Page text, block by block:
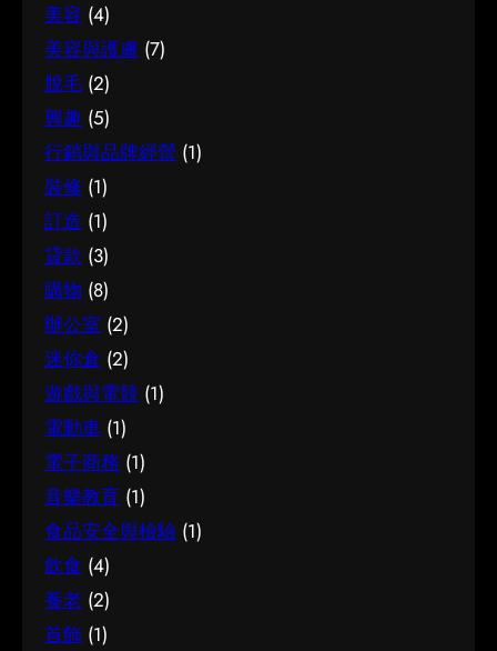
美容 (4)
美容與護膚 (7)
脫毛 (2)
興趣 (5)
行銷與品牌經營 (1)
裝修 (1)
訂造 (1)
貸款 (3)
購物 (8)
辦公室 (2)
迷你倉 (2)
遊戲與電競 (1)
電動車 (1)
電子商務 (1)
音樂教育 (1)
食品安全與檢驗 (1)
飲食 (4)
養老 (2)
首飾 (1)